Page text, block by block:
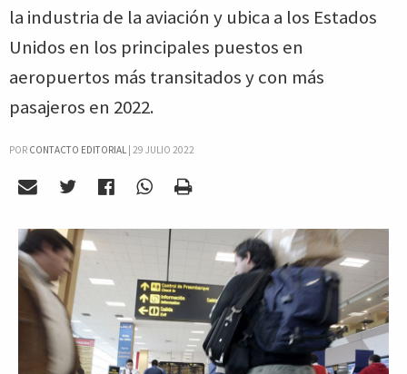
la industria de la aviación y ubica a los Estados
Unidos en los principales puestos en
aeropuertos más transitados y con más
pasajeros en 2022.
POR CONTACTO EDITORIAL| 29 JULIO 2022